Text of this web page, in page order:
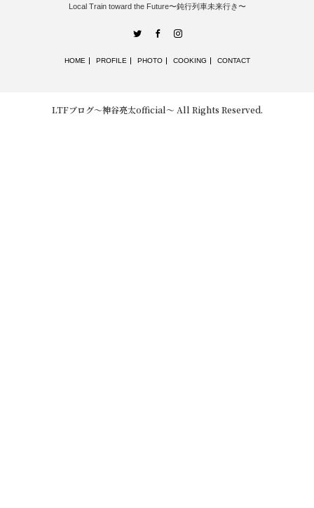
Local Train toward the Future〜鈍行列車未来行き〜
TwitterFacebook
HOME PROFILE PHOTO COOKING CONTACT
LTFブログ〜神谷亮太official〜 All Rights Reserved.